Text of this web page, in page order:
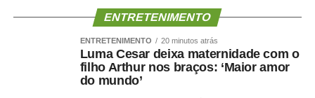
A magistrada observa ainda que nos
últimos anos houve aumento das
denúncias envolvendo violência
psicológica e patrimonial, impulsionado pelo maior
ENTRETENIMENTO
ENTRETENIMENTO 20 minutos atrás
Luma Cesar deixa maternidade com o
filho Arthur nos braços: ‘Maior amor
do mundo’